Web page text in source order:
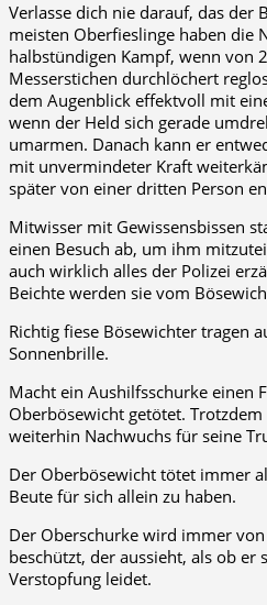
Verlasse dich nie darauf, das der
meisten Oberfieslinge haben die
halbstündigen Kampf, wenn von
Messerstichen durchlöchert
dem Augenblick effektvoll mit
wenn der Held sich gerade
umarmen. Danach kann er
mit unvermindeter Kraft
später von einer dritten Person
Mitwisser mit Gewissensbissen
einen Besuch ab, um ihm
auch wirklich alles der Polizei
Beichte werden sie vom
Richtig fiese Bösewichter tragen
Sonnenbrille.
Macht ein Aushilfsschurke einen
Oberbösewicht getötet.
weiterhin Nachwuchs für seine
Der Oberbösewicht tötet immer
Beute für sich allein zu haben.
Der Oberschurke wird immer
beschützt, der aussieht, als ob er
Verstopfung leidet.